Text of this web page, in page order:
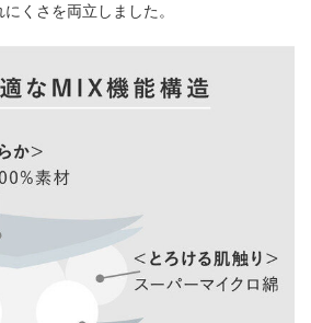
くさを両立しました。